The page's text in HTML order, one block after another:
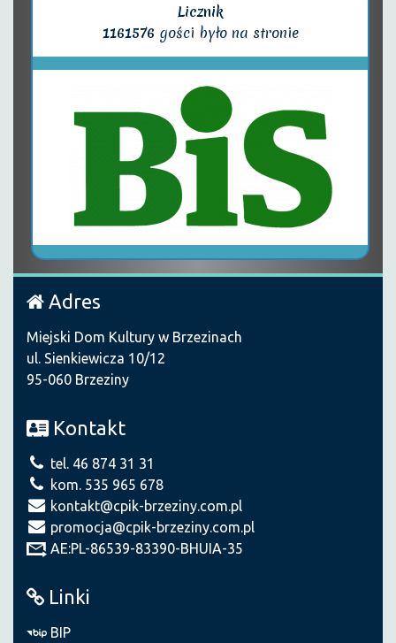
Licznik
1161576 gości było na stronie
Adres
Miejski Dom Kultury w Brzezinach
ul. Sienkiewicza 10/12
95-060 Brzeziny
Kontakt
tel. 46 874 31 31
kom. 535 965 678
kontakt@cpik-brzeziny.com.pl
promocja@cpik-brzeziny.com.pl
AE:PL-86539-83390-BHUIA-35
Linki
BIP